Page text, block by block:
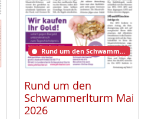
Rund um den Schwammerlturm
Rund um den
Schwammerlturm Mai
2026